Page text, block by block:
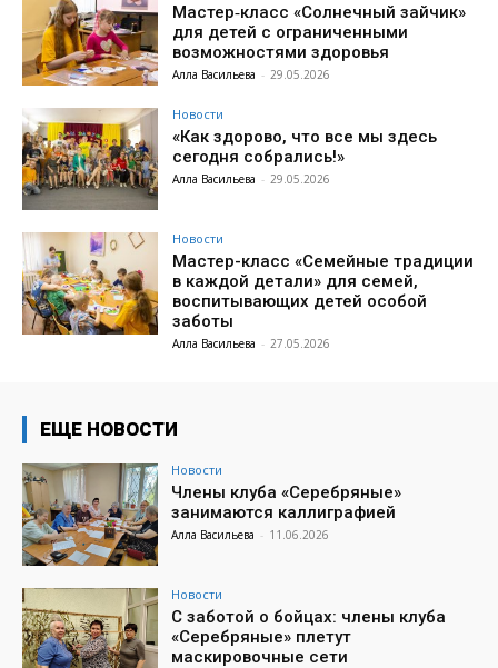
Мастер‑класс «Солнечный зайчик»
для детей с ограниченными
возможностями здоровья
Алла Васильева - 29.05.2026
Новости
«Как здорово, что все мы здесь
сегодня собрались!»
Алла Васильева - 29.05.2026
Новости
Мастер-класс «Семейные традиции
в каждой детали» для семей,
воспитывающих детей особой
заботы
Алла Васильева - 27.05.2026
ЕЩЕ НОВОСТИ
Новости
Члены клуба «Серебряные»
занимаются каллиграфией
Алла Васильева - 11.06.2026
Новости
С заботой о бойцах: члены клуба
«Серебряные» плетут
маскировочные сети